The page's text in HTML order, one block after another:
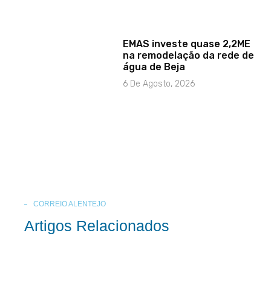
EMAS investe quase 2,2ME
na remodelação da rede de
água de Beja
6 De Agosto, 2026
CORREIO ALENTEJO
Artigos Relacionados